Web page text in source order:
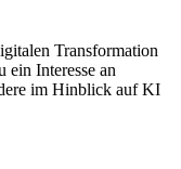
Transformation
ein Interesse an
im Hinblick auf KI